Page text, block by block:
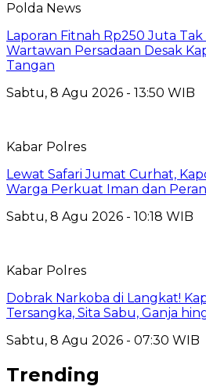
Polda News
Laporan Fitnah Rp250 Juta
Wartawan Persadaan Desak
Tangan
Sabtu, 8 Agu 2026 - 13:50 WIB
Kabar Polres
Lewat Safari Jumat Curhat,
Warga Perkuat Iman dan
Sabtu, 8 Agu 2026 - 10:18 WIB
Kabar Polres
Dobrak Narkoba di Langkat!
Tersangka, Sita Sabu, Ganja
Sabtu, 8 Agu 2026 - 07:30 WIB
Trending